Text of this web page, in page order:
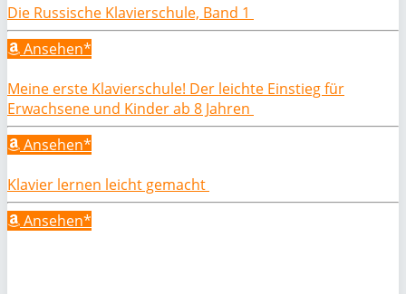
Die Russische Klavierschule, Band 1
Ansehen*
Meine erste Klavierschule! Der leichte Einstieg für
Erwachsene und Kinder ab 8 Jahren
Ansehen*
Klavier lernen leicht gemacht
Ansehen*